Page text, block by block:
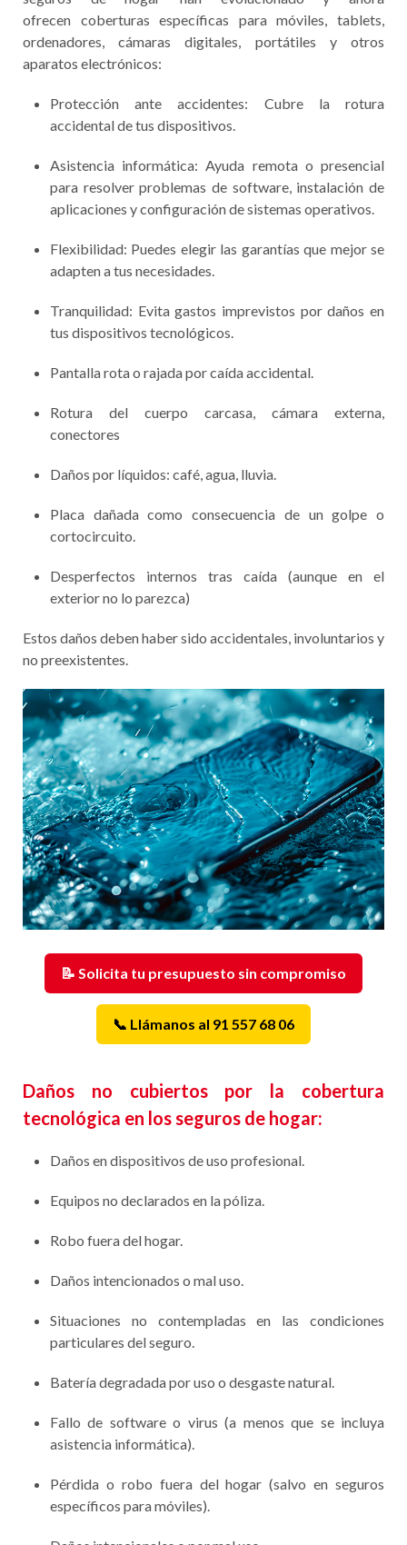
ofrecen coberturas específicas para móviles, tablets,
ordenadores, cámaras digitales, portátiles y otros
aparatos electrónicos:
Protección ante accidentes: Cubre la rotura
accidental de tus dispositivos.
Asistencia informática: Ayuda remota o presencial
para resolver problemas de software, instalación de
aplicaciones y configuración de sistemas operativos.
Flexibilidad: Puedes elegir las garantías que mejor se
adapten a tus necesidades.
Tranquilidad: Evita gastos imprevistos por daños en
tus dispositivos tecnológicos.
Pantalla rota o rajada por caída accidental.
Rotura del cuerpo carcasa, cámara externa,
conectores
Daños por líquidos: café, agua, lluvia.
Placa dañada como consecuencia de un golpe o
cortocircuito.
Desperfectos internos tras caída (aunque en el
exterior no lo parezca)
Estos daños deben haber sido accidentales, involuntarios y
no preexistentes.
📝 Solicita tu presupuesto sin compromiso
📞 Llámanos al 91 557 68 06
Daños no cubiertos por la cobertura
tecnológica en los seguros de hogar:
Daños en dispositivos de uso profesional.
Equipos no declarados en la póliza.
Robo fuera del hogar.
Daños intencionados o mal uso.
Situaciones no contempladas en las condiciones
particulares del seguro.
Batería degradada por uso o desgaste natural.
Fallo de software o virus (a menos que se incluya
asistencia informática).
Pérdida o robo fuera del hogar (salvo en seguros
específicos para móviles).